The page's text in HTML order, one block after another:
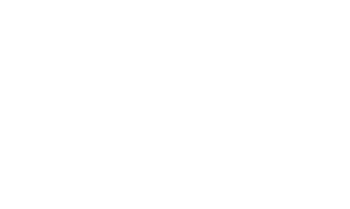
an dem gemeinschaftlichen Eigentum.
Verbindung mit dem Miteigentumsanteil